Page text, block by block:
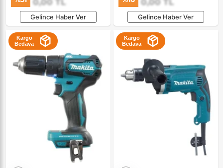
Gelince Haber Ver Gelince Haber Ver
Kargo
Bedava
Kargo
Bedava